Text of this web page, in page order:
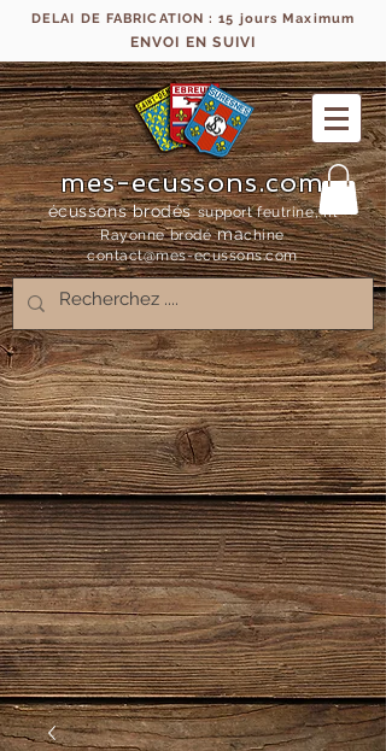
DELAI DE FABRICATION : 15 jours Maximum
ENVOI EN SUIVI
mes-ecussons.com
écussons brodés support feutrine, fil
Rayonne brodémachine
contact@mes-ecussons.com